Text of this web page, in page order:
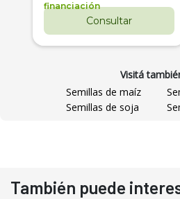
financiación
Consultar
Visitá
Semillas de maíz
Semillas de soja
También puede